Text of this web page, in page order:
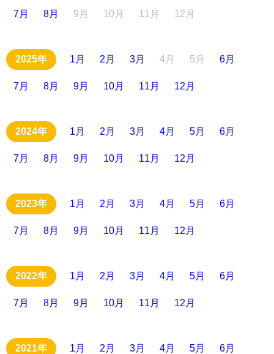
7月 8月 9月 10月 11月 12月
1月 2月 3月 4月 5月 6月
7月 8月 9月 10月 11月 12月
1月 2月 3月 4月 5月 6月
7月 8月 9月 10月 11月 12月
1月 2月 3月 4月 5月 6月
7月 8月 9月 10月 11月 12月
1月 2月 3月 4月 5月 6月
7月 8月 9月 10月 11月 12月
1月 2月 3月 4月 5月 6月